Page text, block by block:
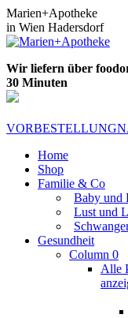
Zum
Inhalt
springen
Marien+Apotheke
in Wien Hadersdorf
Wir liefern über
30 Minuten
VORBESTELLUNG
Home
Shop
Familie & Co
Baby und
Lust und
Gesundheit
Column 0
Alle